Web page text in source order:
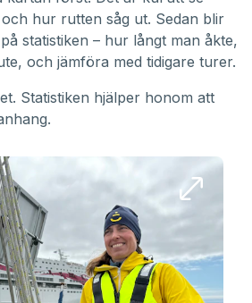
hur rutten såg ut. Sedan blir
statistiken – hur långt man åkte,
och jämföra med tidigare turer.
Statistiken hjälper honom att